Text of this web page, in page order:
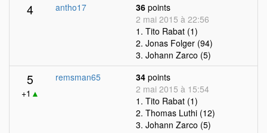
4 antho17 36 points
2 mai 2015 à 22:56
1. Tito Rabat (1)
2. Jonas Folger (94)
3. Johann Zarco (5)
5
+1 ▲
remsman65 34 points
2 mai 2015 à 15:54
1. Tito Rabat (1)
2. Thomas Luthi (12)
3. Johann Zarco (5)